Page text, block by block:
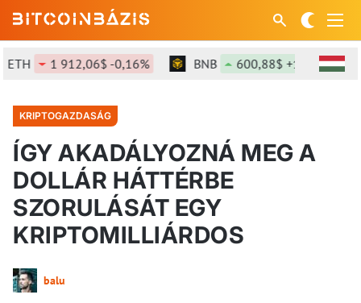
1 912,06$ -0,16% BNB 600,88$ +1,49%
KRIPTOGAZDASÁG
ÍGY AKADÁLYOZNÁ MEG A
DOLLÁR HÁTTÉRBE
SZORULÁSÁT EGY
KRIPTOMILLIÁRDOS
balu